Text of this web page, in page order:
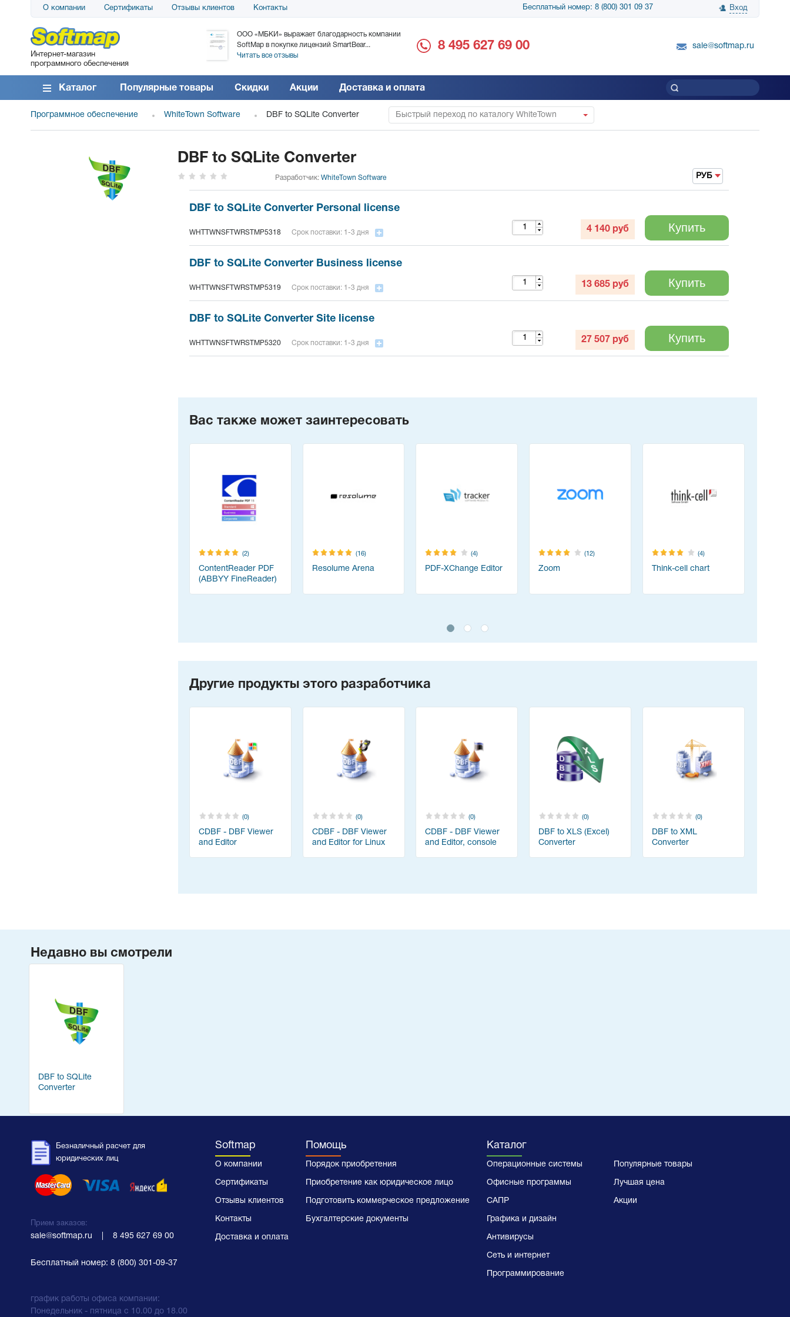
О компании Сертификаты Отзывы клиентов Контакты Бесплатный номер: 8 (800) 301 09 37 Вход
Интернет-магазин
программного обеспечения
АО «АТС» благодарит компанию SoftMap за
поставку программного обеспечения SolarWinds
DameWare...
Читать все отзывы
ООО «МБКИ» выражает благодарность компании
SoftMap в покупке лицензий SmartBear...
Читать все отзывы
благодарность за поставку SnapGene...
благодарность SoftMap за помощь в
8 495 627 69 00 sale@softmap.ru
Каталог Популярные товары Скидки Акции Доставка и оплата
Программное обеспечение WhiteTown Software DBF to SQLite Converter Быстрый переход по каталогу WhiteTown
Software
DBF to SQLite Converter
Разработчик: WhiteTown Software РУБ
DBF to SQLite Converter Personal license
WHTTWNSFTWRSTMP5318 Срок поставки: 1-3 дня 4 140 руб Купить
DBF to SQLite Converter Business license
WHTTWNSFTWRSTMP5319 Срок поставки: 1-3 дня 13 685 руб Купить
DBF to SQLite Converter Site license
WHTTWNSFTWRSTMP5320 Срок поставки: 1-3 дня 27 507 руб Купить
Вас также может заинтересовать
(2)
ContentReader PDF
(ABBYY FineReader)
(16)
Resolume Arena
(4)
PDF-XChange Editor
(12)
Zoom
(4)
Think-cell chart
Другие продукты этого разработчика
(0)
CDBF - DBF Viewer
and Editor
(0)
CDBF - DBF Viewer
and Editor for Linux
(0)
CDBF - DBF Viewer
and Editor, console
(0)
DBF to XLS (Excel)
Converter
(0)
DBF to XML
Converter
Недавно вы смотрели
DBF to SQLite
Converter
Безналичный расчет для
юридических лиц
Прием заказов:
sale@softmap.ru 8 495 627 69 00
Бесплатный номер: 8 (800) 301-09-37
график работы офиса компании:
Понедельник - пятница с 10.00 до 18.00
Softmap
О компании
Сертификаты
Отзывы клиентов
Контакты
Доставка и оплата
Помощь
Порядок приобретения
Приобретение как юридическое лицо
Подготовить коммерческое предложение
Бухгалтерские документы
Каталог
Операционные системы
Офисные программы
САПР
Графика и дизайн
Антивирусы
Сеть и интернет
Программирование
Популярные товары
Лучшая цена
Акции